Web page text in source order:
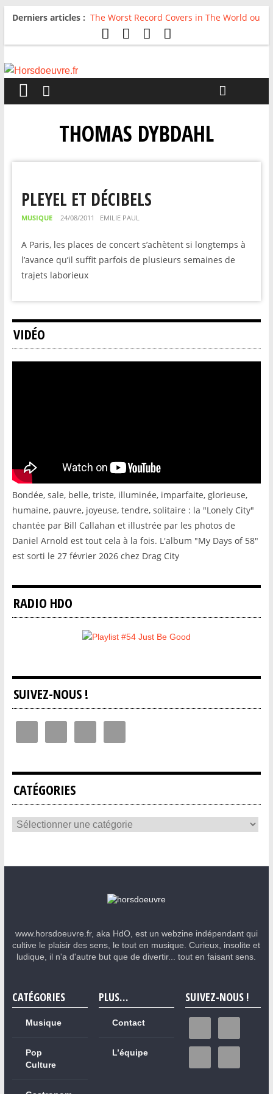
Derniers articles : The Worst Record Covers in The World ou
Comment rire du pire
Avril 2026 : C’est dans les vieux pots
For The First Time, Again : Tyler Ballgame
THOMAS DYBDAHL
PLEYEL ET DÉCIBELS
MUSIQUE 24/08/2011 EMILIE PAUL
A Paris, les places de concert s’achètent si longtemps à
l’avance qu’il suffit parfois de plusieurs semaines de
trajets laborieux
VIDÉO
Bondée, sale, belle, triste, illuminée, imparfaite, glorieuse,
humaine, pauvre, joyeuse, tendre, solitaire : la "Lonely City"
chantée par Bill Callahan et illustrée par les photos de
Daniel Arnold est tout cela à la fois. L'album "My Days of 58"
est sorti le 27 février 2026 chez Drag City
RADIO HDO
SUIVEZ-NOUS !
CATÉGORIES
www.horsdoeuvre.fr, aka HdO, est un webzine indépendant qui
cultive le plaisir des sens, le tout en musique. Curieux, insolite et
ludique, il n'a d'autre but que de divertir... tout en faisant sens.
CATÉGORIES
Musique
Pop
Culture
PLUS…
Contact
L’équipe
SUIVEZ-NOUS !